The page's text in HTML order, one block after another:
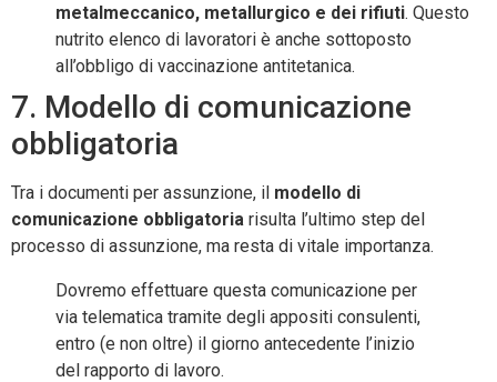
metalmeccanico, metallurgico e dei rifiuti. Questo
nutrito elenco di lavoratori è anche sottoposto
all’obbligo di vaccinazione antitetanica.
7. Modello di comunicazione
obbligatoria
Tra i documenti per assunzione, il modello di
comunicazione obbligatoria risulta l’ultimo step del
processo di assunzione, ma resta di vitale importanza.
Dovremo effettuare questa comunicazione per
via telematica tramite degli appositi consulenti,
entro (e non oltre) il giorno antecedente l’inizio
del rapporto di lavoro.